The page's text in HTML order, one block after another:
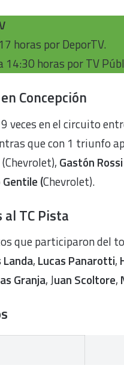
horas por DeporTV.
14:30 horas por TV
Concepción
veces en el circuito
que con 1 triunfo
(Chevrolet), Gastón Rossi
(Chevrolet).
TC Pista
que participaron del
, Lucas Panarotti,
Granja, Juan Scoltore,